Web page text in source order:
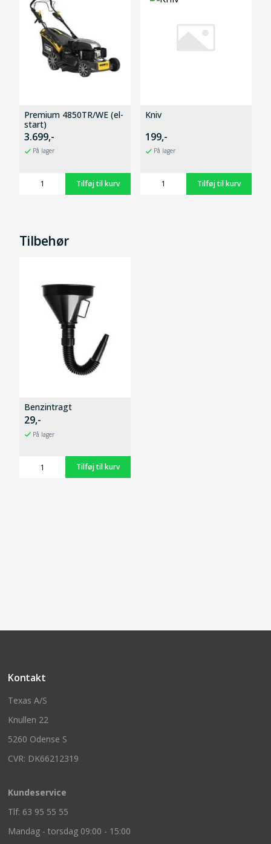
Premium 4850TR/WE (el-
start)
3.699,-
På lager
Kniv
199,-
På lager
Tilbehør
Benzintragt
29,-
På lager
Kontakt
Texas A/S
Knullen 22
5260 Odense S
CVR: DK66212319
Kundeservice
Tlf: 63 95 55 55
Mandag - torsdag 09:00 - 15:00